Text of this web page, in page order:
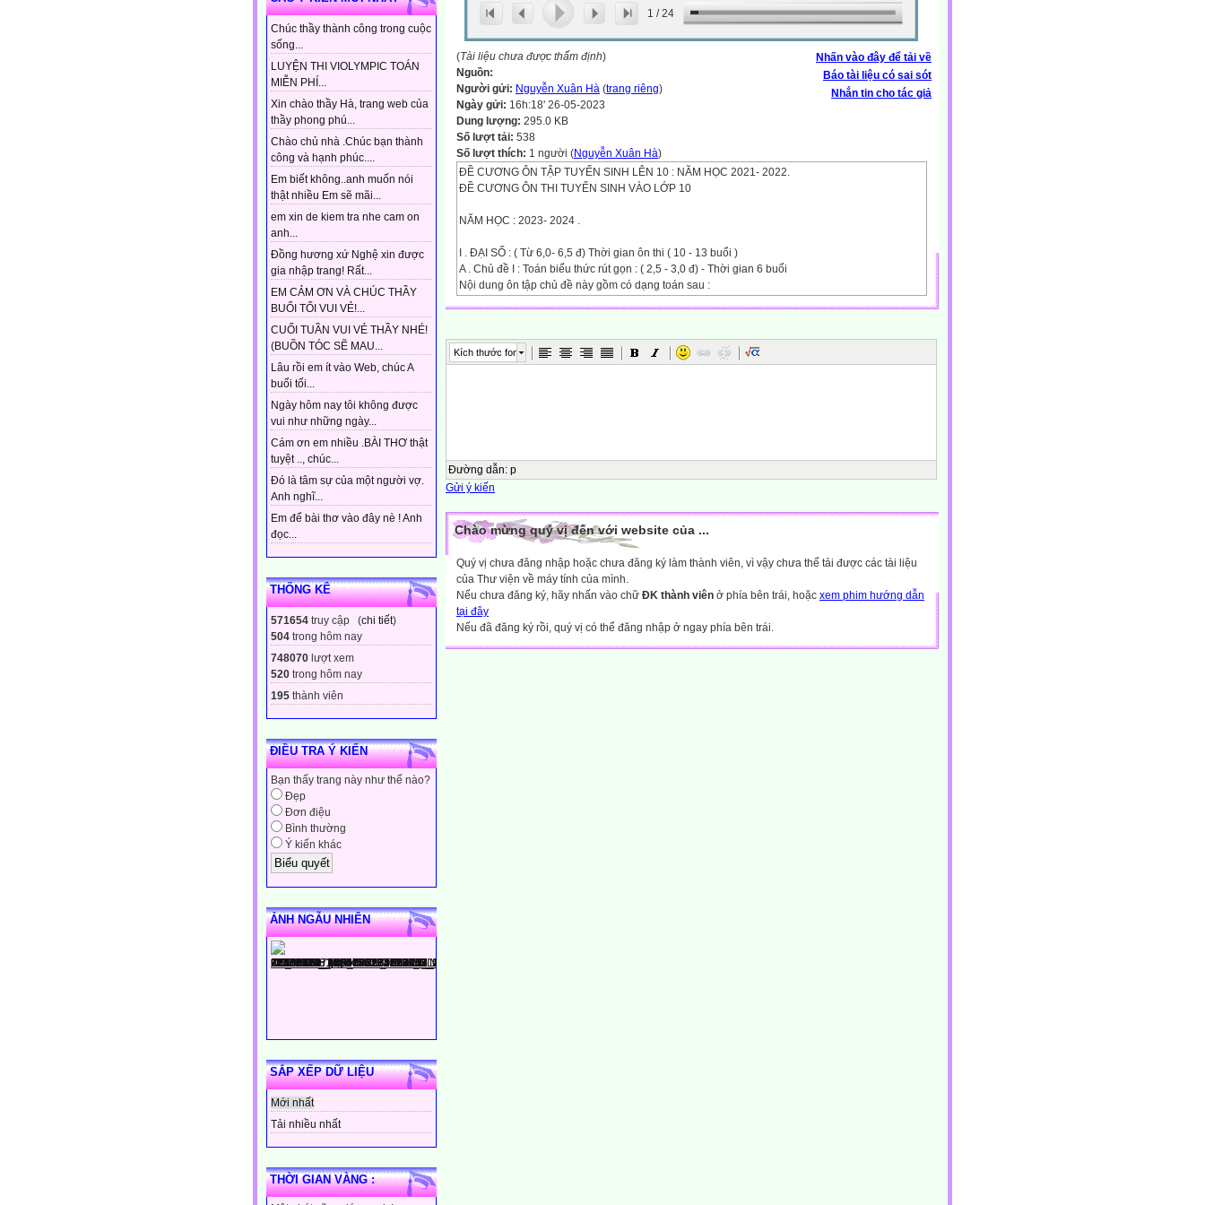
Chúc thầy thành công trong cuộc
sống...
LUYỆN THI VIOLYMPIC TOÁN
MIỄN PHÍ...
Xin chào thầy Hà, trang web của
thầy phong phú...
Chào chủ nhà .Chúc bạn thành
công và hạnh phúc....
Em biết không..anh muốn nói
thật nhiều Em sẽ mãi...
em xin de kiem tra nhe cam on
anh...
Đồng hương xứ Nghệ xin được
gia nhập trang! Rất...
EM CẢM ƠN VÀ CHÚC THẦY
BUỔI TỐI VUI VẺ!...
CUỐI TUẦN VUI VẺ THẦY NHÉ!
(BUỒN TÓC SẼ MAU...
Lâu rồi em ít vào Web, chúc A
buổi tối...
Ngày hôm nay tôi không được
vui như những ngày...
Cám ơn em nhiều .BÀI THƠ thật
tuyệt .., chúc...
Đó là tâm sự của một người vợ.
Anh nghĩ...
Em để bài thơ vào đây nè ! Anh
đọc...
THỐNG KÊ
571654 truy cập (chi tiết)
504 trong hôm nay
748070 lượt xem
520 trong hôm nay
195 thành viên
ĐIỀU TRA Ý KIẾN
Bạn thấy trang này như thế nào?
Đẹp
Đơn điệu
Bình thường
Ý kiến khác
ẢNH NGẪU NHIÊN
SẮP XẾP DỮ LIỆU
Mới nhất
Tải nhiều nhất
THỜI GIAN VÀNG :
1 /24
Nhấn vào đây để tải về
Báo tài liệu có sai sót
Nhắn tin cho tác giả
(Tài liệu chưa được thẩm định)
Nguồn:
Người gửi: Nguyễn Xuân Hà (trang riêng)
Ngày gửi: 16h:18' 26-05-2023
Dung lượng: 295.0 KB
Số lượt tải: 538
Số lượt thích: 1 người (Nguyễn Xuân Hà)
ĐỀ CƯƠNG ÔN TẬP TUYỂN SINH LÊN 10 : NĂM HỌC 2021- 2022.
ĐỀ CƯƠNG ÔN THI TUYỂN SINH VÀO LỚP 10
NĂM HỌC : 2023- 2024 .
I . ĐẠI SỐ : ( Từ 6,0- 6,5 đ) Thời gian ôn thi ( 10 - 13 buổi )
A . Chủ đề I : Toán biểu thức rút gọn : ( 2,5 - 3,0 đ) - Thời gian 6 buổi
Nội dung ôn tập chủ đề này gồm có dạng toán sau :
 Tìm giá trị của biến để giá trị biểu thức dương hoặc âm hoặc bằng o
 Tìm giá trị của biến để giá trị biểu thức đat giá trị max , hoặc min.
A=( + ):( - ) +
a, Rút gọn bt A .
b, Tính giá trị của A khi x = 7 + 4
c , Với giá trị nào của x thì A đạt Min ?
Hướng dẫn giải- áp án : Đề1 .
Câu 1 (2,0đ):
a, (*)
ĐK :
Kích thước font
Đường dẫn: p
Gửi ý kiến
Chào mừng quý vị đến với website của ...
Quý vị chưa đăng nhập hoặc chưa đăng ký làm thành viên, vì vậy chưa thể tải được các tài liệu
của Thư viện về máy tính của mình.
Nếu chưa đăng ký, hãy nhấn vào chữ ĐK thành viên ở phía bên trái, hoặc xem phim hướng dẫn
tại đây
Nếu đã đăng ký rồi, quý vị có thể đăng nhập ở ngay phía bên trái.